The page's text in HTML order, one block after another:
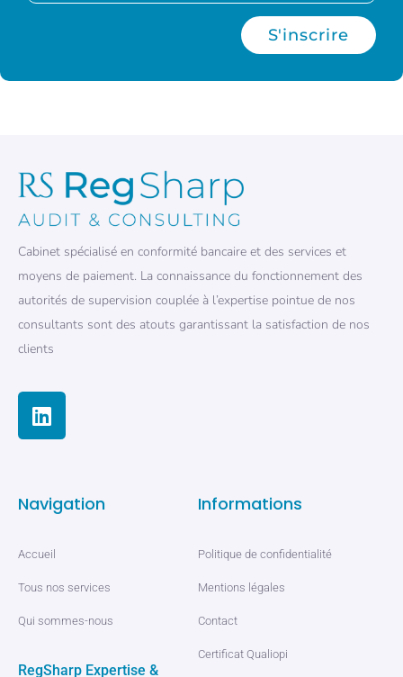
S'inscrire
Cabinet spécialisé en conformité bancaire et des services et
moyens de paiement. La connaissance du fonctionnement des
autorités de supervision couplée à l’expertise pointue de nos
consultants sont des atouts garantissant la satisfaction de nos
clients
Navigation
Accueil
Tous nos services
Qui sommes-nous
RegSharp Expertise &
Informations
Politique de confidentialité
Mentions légales
Contact
Certificat Qualiopi